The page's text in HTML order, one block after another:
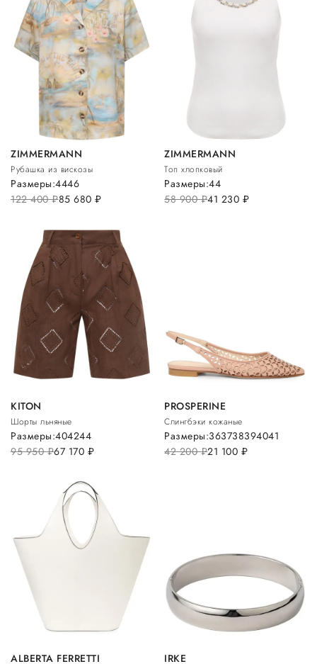
ZIMMERMANN
Рубашка из вискозы
122 400руб.85 680 руб.
Размеры:4446
ZIMMERMANN
Топ хлопковый
58 900руб.41 230 руб.
Размеры:44
KITON
Шорты льняные
95 950руб.67 170 руб.
Размеры:404244
PROSPERINE
Слингбэки кожаные
42 200руб.21 100 руб.
Размеры:363738394041
ALBERTA FERRETTI IRKE